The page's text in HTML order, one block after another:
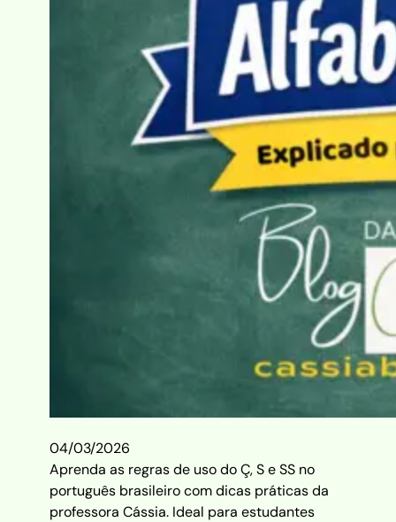
04/03/2026
Aprenda as regras de uso do Ç, S e SS no
português brasileiro com dicas práticas da
professora Cássia. Ideal para estudantes